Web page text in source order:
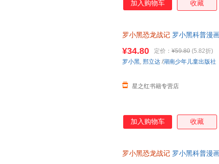
3.15亿票房，同名漫画书2015
加入购物车 收藏
罗小黑恐龙战记 罗小黑科普漫
¥34.80 定价： ¥59.80 (5.82折)
星之红书籍专营店
罗小黑, 邢立达 /湖南少年儿童出版社
加入购物车 收藏
罗小黑恐龙战记 罗小黑科普漫